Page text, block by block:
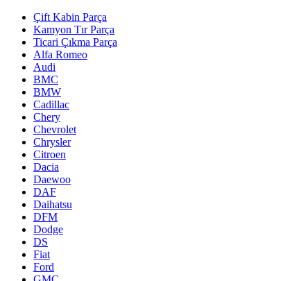
Çift Kabin Parça
Kamyon Tır Parça
Ticari Çıkma Parça
Alfa Romeo
Audi
BMC
BMW
Cadillac
Chery
Chevrolet
Chrysler
Citroen
Dacia
Daewoo
DAF
Daihatsu
DFM
Dodge
DS
Fiat
Ford